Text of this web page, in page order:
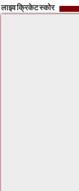
लाइव क्रिकेट स्कोर